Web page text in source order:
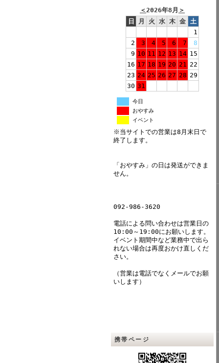
＜2026年8月 ＞
日
月 火 水 木 金 土
1
2
3 4 5 6 7
8
9 10 11 12 13 14 15
16 17 18 19 20 21 22
23 24 25 26 27 28 29
30 31
今日
おやすみ
イベント
※当サイトでの営業は8月末日で
終了します。
「おやすみ」の日は発送ができま
せん。
092-986-3620
電話による問い合わせは営業日の
10:00～19:00にお願いします。
イベント期間中など業務中で出ら
れない場合は再度おかけ直しくだ
さい。
（営業は電話でなくメールでお願
いします）
携帯ページ